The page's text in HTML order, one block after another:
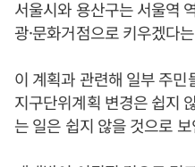
서울시와 용산구는 서울역
광·문화거점으로 키우겠다
이 계획과 관련해 일부 주
지구단위계획 변경은 쉽지
는 일은 쉽지 않을 것으로